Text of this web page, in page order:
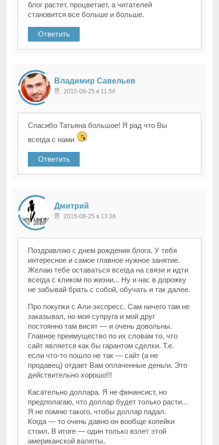
блог растет, процветает, а читателей
становится все больше и больше.
Ответить
Владимир Савельев
2015-08-25 в 11:54
Спасибо Татьяна большое! Я рад что Вы
всегда с нами
Ответить
Дмитрий
2015-08-25 в 13:38
Поздравляю с днем рождения блога. У тебя
интересное и самое главное нужное занятие.
Желаю тебе оставаться всегда на связи и идти
всегда с кликом по жизни... Ну и нас в дорожку
не забывай брать с собой, обучать и так далее.
Про покупки с Али-экспресс. Сам ничего там не
заказывал, но моя супруга и мой друг
постоянно там висят — и очень довольны.
Главное преимущество по их словам то, что
сайт является как бы гарантом сделки. Т.е.
если что-то пошло не так — сайт (а не
продавец) отдает Вам оплаченные деньги. Это
действительно хорошо!!!
Касательно доллара. Я не финансист, но
предполагаю, что доллар будет только расти...
Я не помню такого, чтобы доллар падал.
Когда — то очень давно он вообще копейки
стоил. В итоге — один только взлет этой
американской валюты.